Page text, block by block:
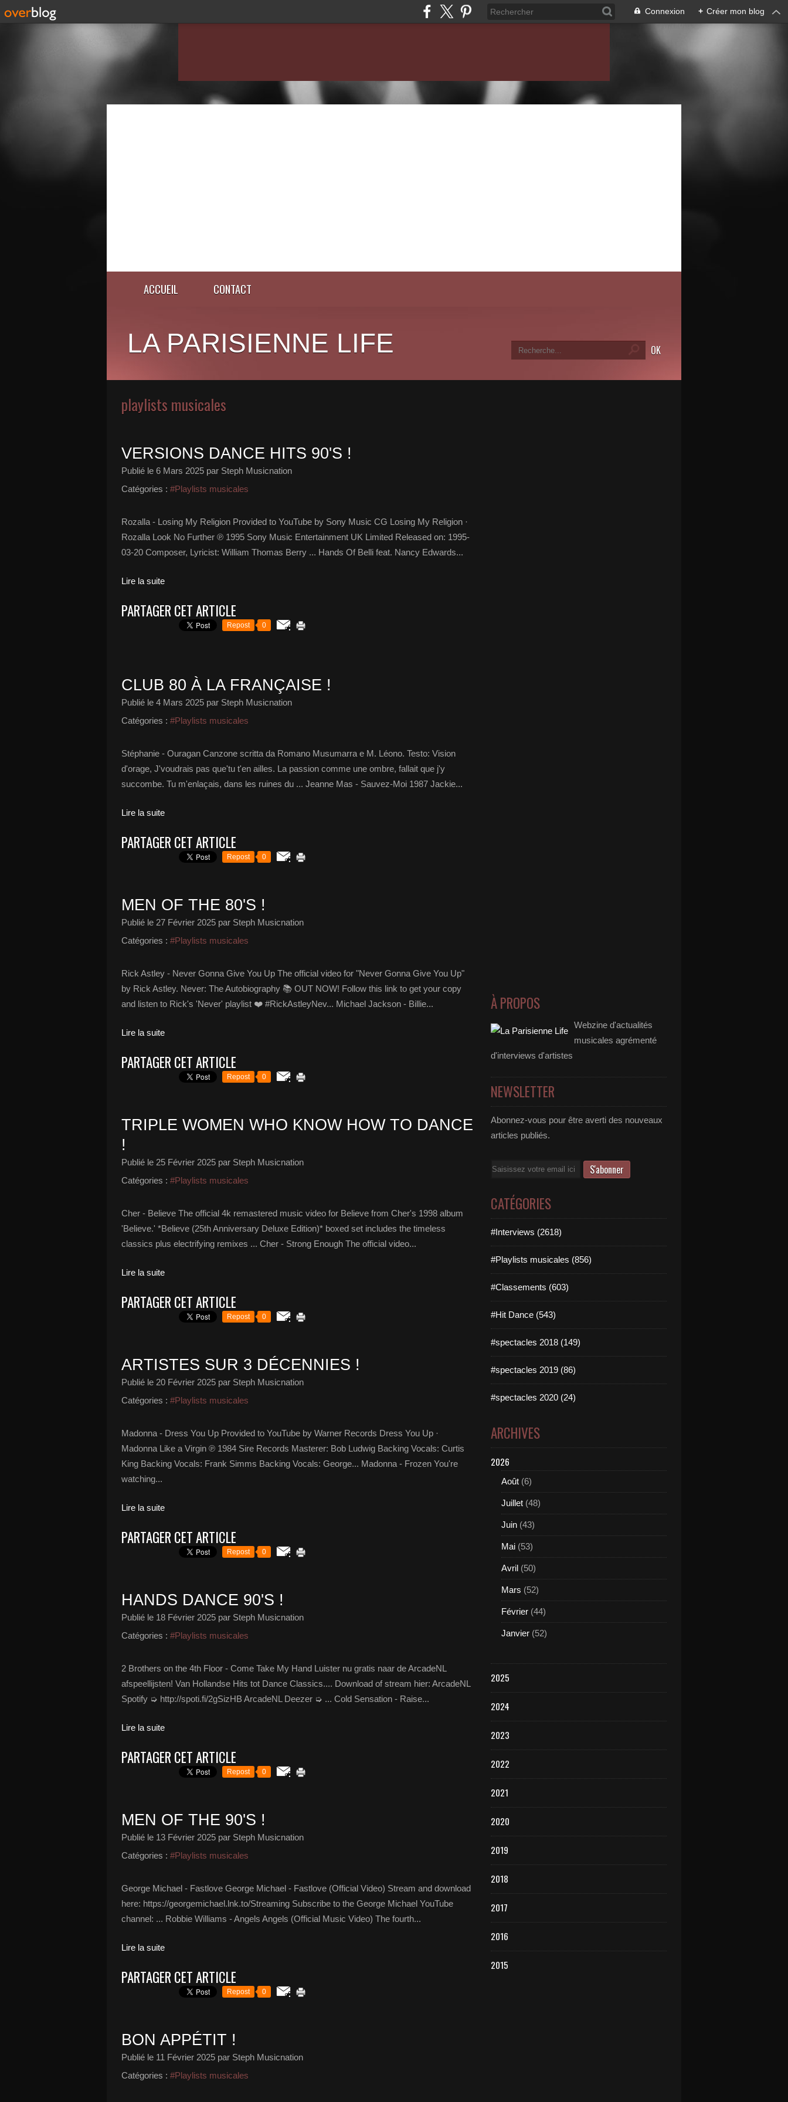
Connexion + Créer mon blog
ACCUEIL CONTACT
LA PARISIENNE LIFE
playlists musicales
VERSIONS DANCE HITS 90'S !
Publié le 6 Mars 2025 par Steph Musicnation
Catégories : #Playlists musicales
Rozalla - Losing My Religion Provided to YouTube by Sony Music CG Losing My Religion ·
Rozalla Look No Further ℗ 1995 Sony Music Entertainment UK Limited Released on: 1995-
03-20 Composer, Lyricist: William Thomas Berry ... Hands Of Belli feat. Nancy Edwards...
Lire la suite
PARTAGER CET ARTICLE
Repost 0
CLUB 80 À LA FRANÇAISE !
Publié le 4 Mars 2025 par Steph Musicnation
Catégories : #Playlists musicales
Stéphanie - Ouragan Canzone scritta da Romano Musumarra e M. Léono. Testo: Vision
d'orage, J'voudrais pas que'tu t'en ailles. La passion comme une ombre, fallait que j'y
succombe. Tu m'enlaçais, dans les ruines du ... Jeanne Mas - Sauvez-Moi 1987 Jackie...
Lire la suite
PARTAGER CET ARTICLE
Repost 0
MEN OF THE 80'S !
Publié le 27 Février 2025 par Steph Musicnation
Catégories : #Playlists musicales
Rick Astley - Never Gonna Give You Up The official video for "Never Gonna Give You Up"
by Rick Astley. Never: The Autobiography 📚 OUT NOW! Follow this link to get your copy
and listen to Rick's 'Never' playlist ❤️ #RickAstleyNev... Michael Jackson - Billie...
Lire la suite
PARTAGER CET ARTICLE
Repost 0
TRIPLE WOMEN WHO KNOW HOW TO DANCE
!
Publié le 25 Février 2025 par Steph Musicnation
Catégories : #Playlists musicales
Cher - Believe The official 4k remastered music video for Believe from Cher's 1998 album
'Believe.' *Believe (25th Anniversary Deluxe Edition)* boxed set includes the timeless
classics plus electrifying remixes ... Cher - Strong Enough The official video...
Lire la suite
PARTAGER CET ARTICLE
Repost 0
ARTISTES SUR 3 DÉCENNIES !
Publié le 20 Février 2025 par Steph Musicnation
Catégories : #Playlists musicales
Madonna - Dress You Up Provided to YouTube by Warner Records Dress You Up ·
Madonna Like a Virgin ℗ 1984 Sire Records Masterer: Bob Ludwig Backing Vocals: Curtis
King Backing Vocals: Frank Simms Backing Vocals: George... Madonna - Frozen You're
watching...
Lire la suite
PARTAGER CET ARTICLE
Repost 0
HANDS DANCE 90'S !
Publié le 18 Février 2025 par Steph Musicnation
Catégories : #Playlists musicales
2 Brothers on the 4th Floor - Come Take My Hand Luister nu gratis naar de ArcadeNL
afspeellijsten! Van Hollandse Hits tot Dance Classics.... Download of stream hier: ArcadeNL
Spotify ➭ http://spoti.fi/2gSizHB ArcadeNL Deezer ➭ ... Cold Sensation - Raise...
Lire la suite
PARTAGER CET ARTICLE
Repost 0
MEN OF THE 90'S !
Publié le 13 Février 2025 par Steph Musicnation
Catégories : #Playlists musicales
George Michael - Fastlove George Michael - Fastlove (Official Video) Stream and download
here: https://georgemichael.lnk.to/Streaming Subscribe to the George Michael YouTube
channel: ... Robbie Williams - Angels Angels (Official Music Video) The fourth...
Lire la suite
PARTAGER CET ARTICLE
Repost 0
BON APPÉTIT !
Publié le 11 Février 2025 par Steph Musicnation
Catégories : #Playlists musicales
À PROPOS
Webzine d'actualités
musicales agrémenté
d'interviews d'artistes
NEWSLETTER
Abonnez-vous pour être averti des nouveaux
articles publiés.
Email
CATÉGORIES
#Interviews (2618)
#Playlists musicales (856)
#Classements (603)
#Hit Dance (543)
#spectacles 2018 (149)
#spectacles 2019 (86)
#spectacles 2020 (24)
ARCHIVES
2026
Août (6)
Juillet (48)
Juin (43)
Mai (53)
Avril (50)
Mars (52)
Février (44)
Janvier (52)
2025
2024
2023
2022
2021
2020
2019
2018
2017
2016
2015